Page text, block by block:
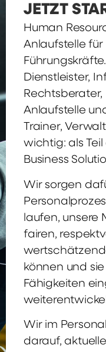
JETZT
Human
Anlaufstelle
Dienstleister,
Anlaufstelle
Trainer,
wichtig: als Teil
Business
Wir sorgen
laufen, unsere
fairen,
können und
Fähigkeiten
Wir im
darauf,